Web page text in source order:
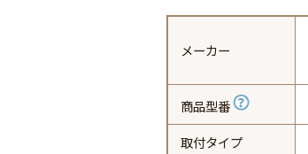
メーカー
商品型番
取付タイプ